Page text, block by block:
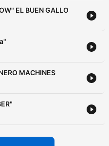
EL BUEN GALLO
MACHINES